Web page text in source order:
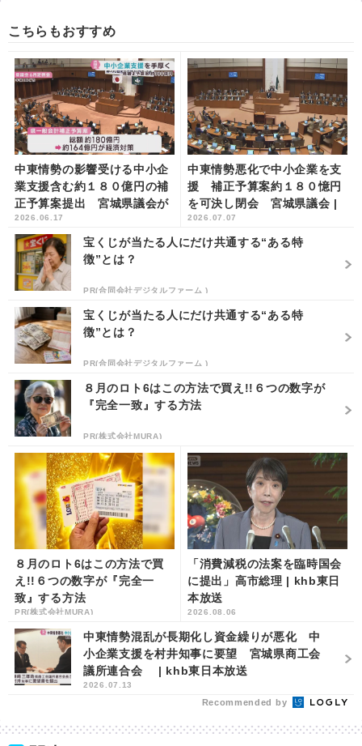
こちらもおすすめ
中東情勢の影響受ける中小企
業支援含む約１８０億円の補
正予算案提出 宮城県議会が
開会 | khb東日本放送
2026.06.17
中東情勢悪化で中小企業を支
援 補正予算案約１８０憶円
を可決し閉会 宮城県議会 |
khb東日本放送
2026.07.07
宝くじが当たる人にだけ共通する“ある特
徴”とは？
PR(合同会社デジタルファーム )
宝くじが当たる人にだけ共通する“ある特
徴”とは？
PR(合同会社デジタルファーム )
８月のロト6はこの方法で買え!!６つの数字が
『完全一致』する方法
PR(株式会社MURA)
８月のロト6はこの方法で買
え!!６つの数字が『完全一
致』する方法
PR(株式会社MURA)
「消費減税の法案を臨時国会
に提出」高市総理 | khb東日
本放送
2026.08.06
中東情勢混乱が長期化し資金繰りが悪化 中
小企業支援を村井知事に要望 宮城県商工会
議所連合会 | khb東日本放送
2026.07.13
Recommended by